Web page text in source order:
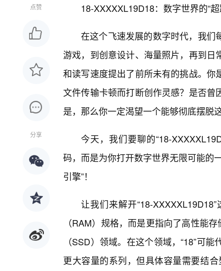
点赞
分享
18-XXXXXL19D18：数字世界的“
在这个飞速发展的数字时代，我们
游戏，到创意设计、海量照片，再到
和读写速度提出了前所未有的挑战。
文件传输卡顿而打断创作灵感？是否
是，那么你一定渴望一个能够彻底摆脱
今天，我们要聊的“18-
码，而是为你打开数字世界无限可能的
引擎”！
让我们来解开“18-
（RAM）规格，而是更指向了高性能
（SSD）领域。在这个领域，“18”可
更大容量的系列，但具体容量需要结